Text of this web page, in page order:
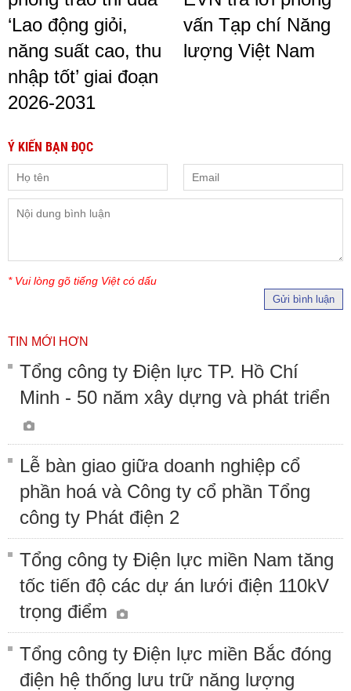
‘Lao động giỏi,
năng suất cao, thu
nhập tốt’ giai đoạn
2026-2031
vấn Tạp chí Năng
lượng Việt Nam
Ý KIẾN BẠN ĐỌC
* Vui lòng gõ tiếng Việt có dấu
Gửi bình luận
TIN MỚI HƠN
Tổng công ty Điện lực TP. Hồ Chí
Minh - 50 năm xây dựng và phát triển
Lễ bàn giao giữa doanh nghiệp cổ
phần hoá và Công ty cổ phần Tổng
công ty Phát điện 2
Tổng công ty Điện lực miền Nam tăng
tốc tiến độ các dự án lưới điện 110kV
trọng điểm
Tổng công ty Điện lực miền Bắc đóng
điện hệ thống lưu trữ năng lượng